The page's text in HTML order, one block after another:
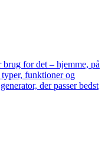
for det – hjemme, på
funktioner og
der passer bedst